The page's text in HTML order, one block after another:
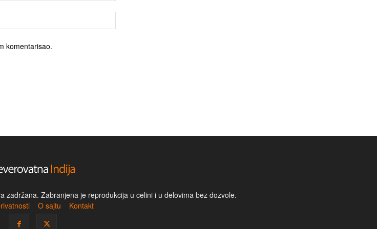
komentarisao.
Zabranjena je reprodukcija u celini i u delovima bez dozvole.
O sajtu Kontakt